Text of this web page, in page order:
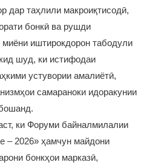
дар таҳлили макроиқтисодӣ,
бонкӣ ва рушди
иштирокдорон табодули
шуд, ки истифодаи
устувории амалиётӣ,
самараноки идоракунии
ки Форуми байналмилалии
– 2026» ҳамчун майдони
бонкҳои марказӣ,